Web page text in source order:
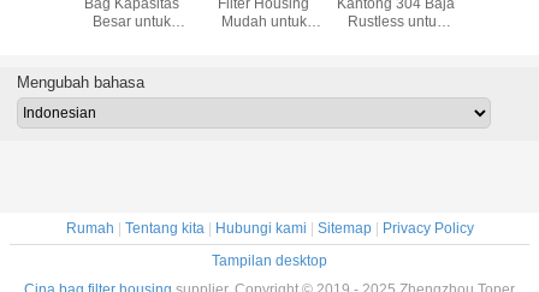
Bag Kapasitas
Besar untuk
Filter Housing
Mudah untuk
Kantong 304 Baja
Rustless untuk
Mengubah bahasa
Rumah | Tentang kita| Hubungi kami | Sitemap| Privacy Policy
Tampilan desktop